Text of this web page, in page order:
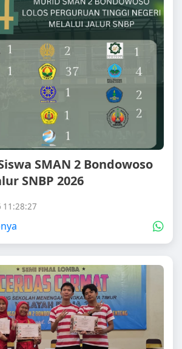
SMAN 2 Bondowoso
SNBP 2026
11:28:27